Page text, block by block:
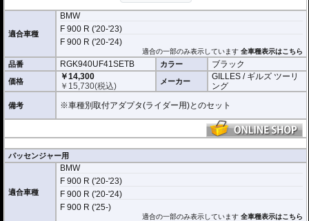
ライディングスタイルに合わせて調整が可能になります。
適合車種
BMW
F 900 R ('20-'23)
F 900 R ('20-'24)
適合の一部のみ表示しています全車種表示はこちら
品番 RGK940UF41SETB カラー ブラック
価格
￥14,300
￥ 15,730(税込) メーカー
GILLES / ギルズ ツーリ
ング
備考 ※車種別取付アダプタ(ライダー用)とのセット
パッセンジャー用
適合車種
BMW
F 900 R ('20-'23)
F 900 R ('20-'24)
F 900 R ('25-)
適合の一部のみ表示しています全車種表示はこちら